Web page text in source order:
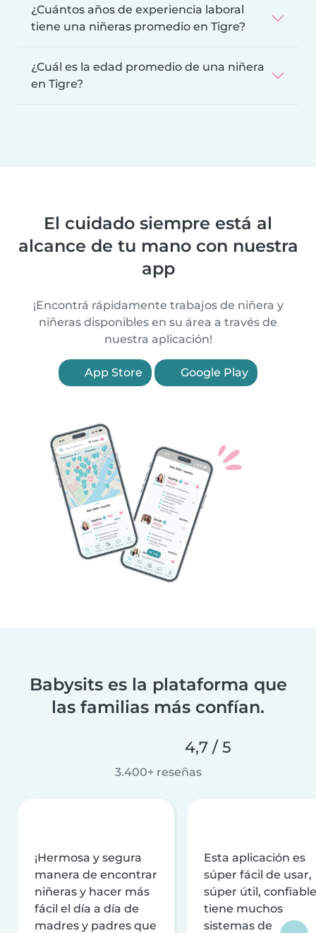
¿Cuántos años de experiencia laboral
tiene una niñeras promedio en Tigre?
¿Cuál es la edad promedio de una niñera
en Tigre?
El cuidado siempre está al
alcance de tu mano con nuestra
app
¡Encontrá rápidamente trabajos de niñera y
niñeras disponibles en su área a través de
nuestra aplicación!
App Store Google Play
Babysits es la plataforma que
las familias más confían.
4,7 / 5
3.400+ reseñas
¡Hermosa y segura
manera de encontrar
niñeras y hacer más
fácil el día a día de
madres y padres que
Esta aplicación es
súper fácil de usar,
súper útil,
tiene muchos
sistemas de